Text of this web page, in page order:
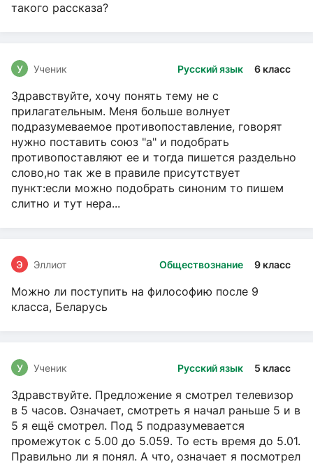
такого рассказа?
Русский язык 6 класс
У Ученик
Здравствуйте, хочу понять тему не с
прилагательным. Меня больше волнует
подразумеваемое противопоставление, говорят
нужно поставить союз "а" и подобрать
противопоставляют ее и тогда пишется раздельно
слово,но так же в правиле присутствует
пункт:если можно подобрать синоним то пишем
слитно и тут нера...
Обществознание 9 класс
Э Эллиот
Можно ли поступить на философию после 9
класса, Беларусь
Русский язык 5 класс
У Ученик
Здравствуйте. Предложение я смотрел телевизор
в 5 часов. Означает, смотреть я начал раньше 5 и в
5 я ещё смотрел. Под 5 подразумевается
промежуток с 5.00 до 5.059. То есть время до 5.01.
Правильно ли я понял. А что, означает я посмотрел